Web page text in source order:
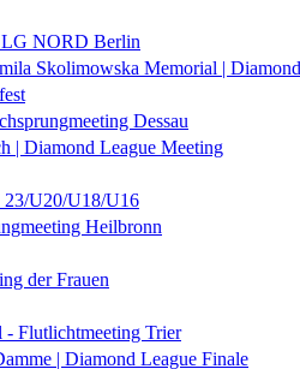
LG NORD Berlin
Skolimowska Memorial |
Dessau
| Diamond League Meeting
U20/U18/U16
Heilbronn
der Frauen
Flutlichtmeeting Trier
| Diamond League Finale